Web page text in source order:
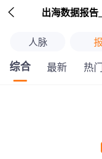

人脉
综合 最新 热